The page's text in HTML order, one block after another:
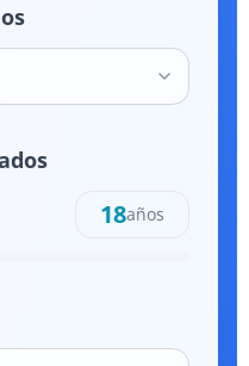
18años